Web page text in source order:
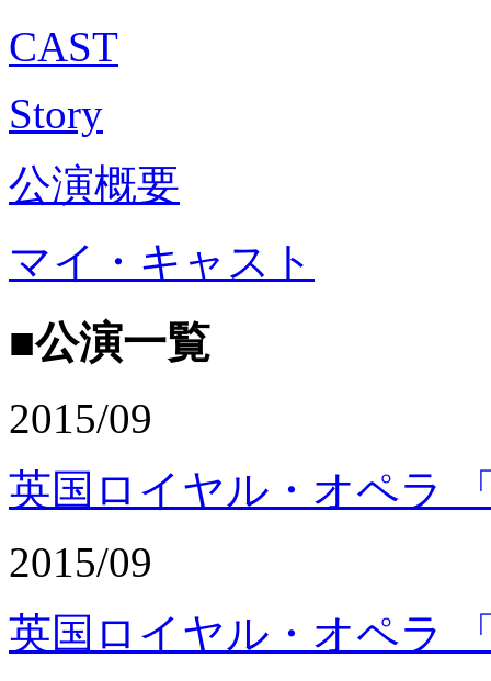
CAST
Story
公演概要
マイ・キャスト
■公演一覧
2015/09
英国ロイヤル・オペラ
2015/09
英国ロイヤル・オペラ